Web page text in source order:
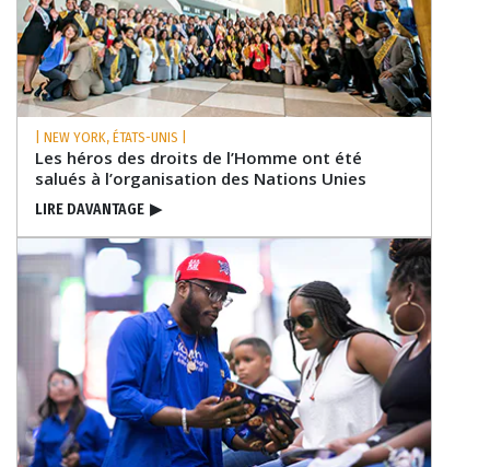
| NEW YORK, ÉTATS-UNIS |
Les héros des droits de l’Homme ont été
salués à l’organisation des Nations Unies
LIRE DAVANTAGE ▶